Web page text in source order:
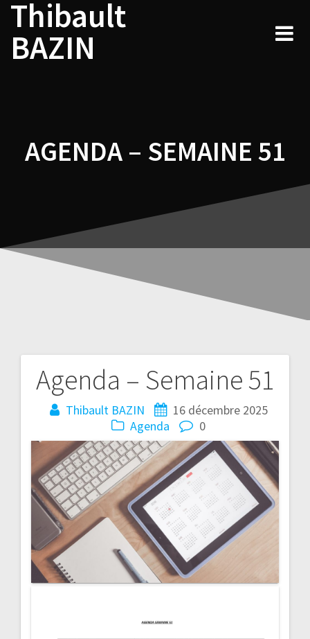
Skip
content
Thibault
BAZIN
AGENDA – SEMAINE 51
Agenda – Semaine 51
Thibault BAZIN
16 décembre 2025
Agenda
0
Navigation
de